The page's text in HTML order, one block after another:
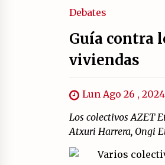
Debates
Guía contra
viviendas
Lun Ago 26 , 2024
Los colectivos AZET
Atxuri Harrera, Ongi